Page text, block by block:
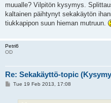
muualle? Vilpitön kysymys.
kaltainen päihtynyt sekakäytön
tiukkapipon suun hieman mutruun.
Petri6
OD
Re: Sekakäyttö-topic
PTue 19 Feb 2013, 17:08